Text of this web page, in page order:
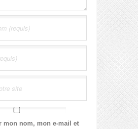
mon nom, mon e-mail et